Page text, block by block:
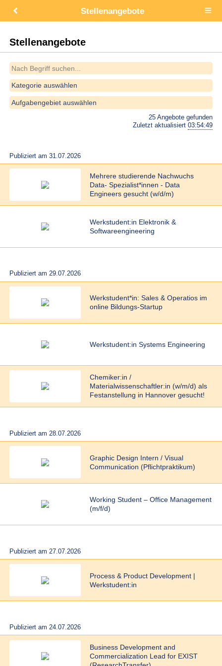
Stellenangebote
Open
Stellenangebote
Kategorie auswählen
Aufgabengebiet auswählen
25 Angebote gefunden
Zuletzt aktualisiert03:54:49
Publiziert am 31.07.2026
Mehrere studierende Nachwuchs
Data- Spezialist*innen - Data
Engineers gesucht (w/d/m)
Werkstudent:in Elektronik &
Softwareengineering
Publiziert am 29.07.2026
Werkstudent*in: Sales & Operatios im
online Bildungs-Startup
Werkstudent:in Systems Engineering
Chemiker:in /
Materialwissenschaftler:in (w/m/d) als
Festanstellung in Hannover gesucht!
Publiziert am 28.07.2026
Graphic Design Intern / Visual
Communication (Pflichtpraktikum)
Working Student – Office Management
(m/f/d)
Publiziert am 27.07.2026
Process & Product Development |
Werkstudent:in
Publiziert am 24.07.2026
Business Development and
Commercialization Lead for EXIST